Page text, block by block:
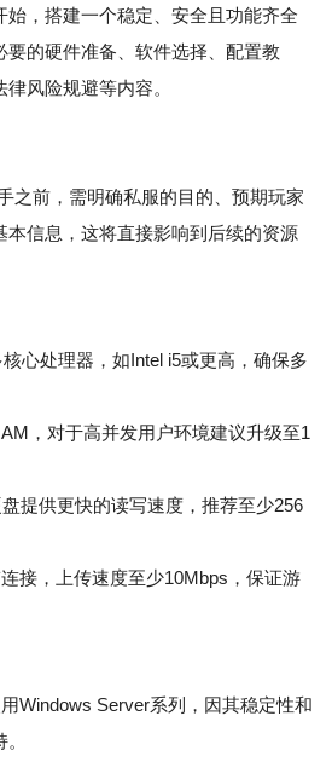
始，搭建一个稳定、安全且功能齐全
要的硬件准备、软件选择、配置教
风险规避等内容。
之前，需明确私服的目的、预期玩家
本信息，这将直接影响到后续的资源
处理器，如Intel i5或更高，确保多
，对于高并发用户环境建议升级至1
供更快的读写速度，推荐至少256
，上传速度至少10Mbps，保证游
Server系列，因其稳定性和